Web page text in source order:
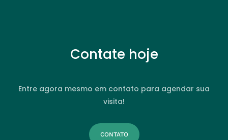
Contate hoje
Entre agora mesmo em contato para agendar sua
visita!
CONTATO